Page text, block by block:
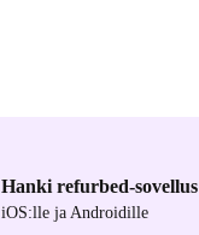
Hanki refurbed-sovellus
iOS:lle ja Androidille